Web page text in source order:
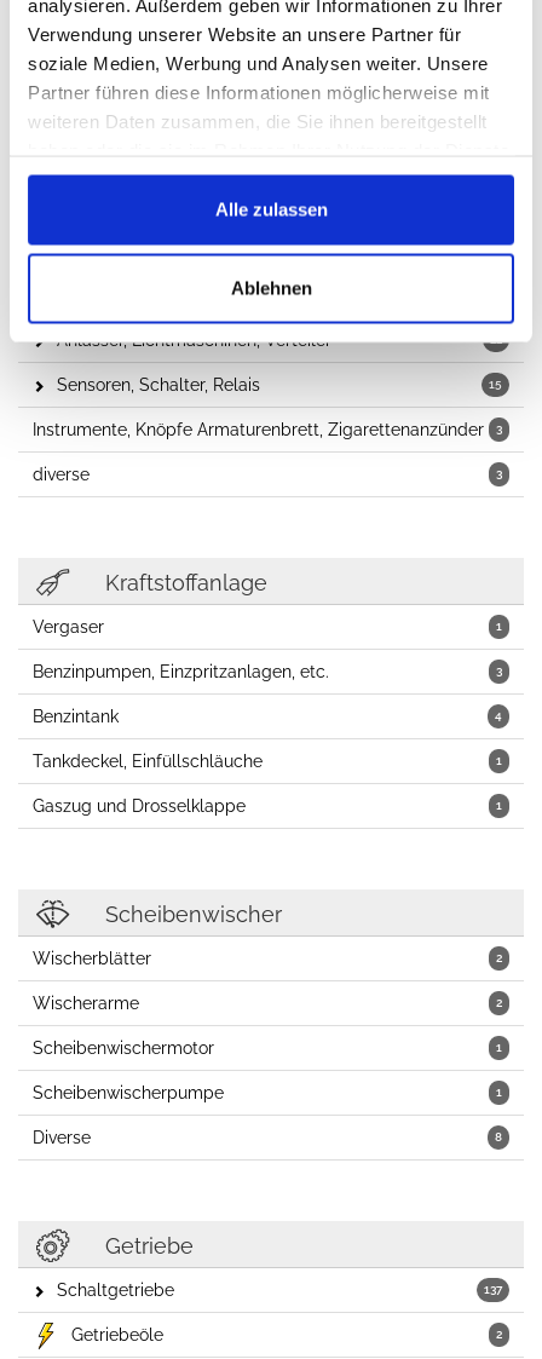
analysieren. Außerdem geben wir Informationen zu Ihrer
Verwendung unserer Website an unsere Partner für
soziale Medien, Werbung und Analysen weiter. Unsere
Partner führen diese Informationen möglicherweise mit
weiteren Daten zusammen, die Sie ihnen bereitgestellt
gesammelt haben.
Alle zulassen
Ablehnen
1
Keilriemen, Flachriemen, Keilrippenriemen
Heizung
23
Sicherungen
Anlasser, Lichtmaschinen, Verteiler
15
Sensoren, Schalter, Relais
3
Instrumente, Knöpfe Armaturenbrett, Zigarettenanzünder
3
diverse
Kraftstoffanlage
1
Vergaser
3
Benzinpumpen, Einzpritzanlagen, etc.
4
Benzintank
1
Tankdeckel, Einfüllschläuche
1
Gaszug und Drosselklappe
Scheibenwischer
2
Wischerblätter
2
Wischerarme
1
Scheibenwischermotor
1
Scheibenwischerpumpe
8
Diverse
Getriebe
137
Schaltgetriebe
2
Getriebeöle